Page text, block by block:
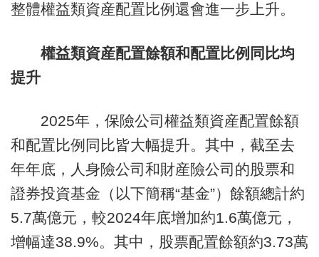
整體權益類資産配置比例還會進一步上升。
權益類資産配置餘額和配置比例同比均
提升
2025年，保險公司權益類資産配置餘額
和配置比例同比皆大幅提升。其中，截至去
年年底，人身險公司和財産險公司的股票和
證券投資基金（以下簡稱“基金”）餘額總計約
5.7萬億元，較2024年底增加約1.6萬億元，
增幅達38.9%。其中，股票配置餘額約3.73萬